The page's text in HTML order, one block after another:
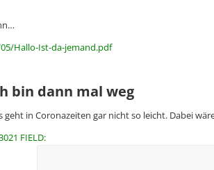
Hallo-Ist-da-jemand.pdf
bin dann mal weg
geht in Coronazeiten gar nicht so leicht. Dabei
FIELD: